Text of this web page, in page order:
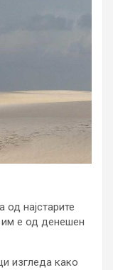
од најстарите
им е од денешен
изгледа како